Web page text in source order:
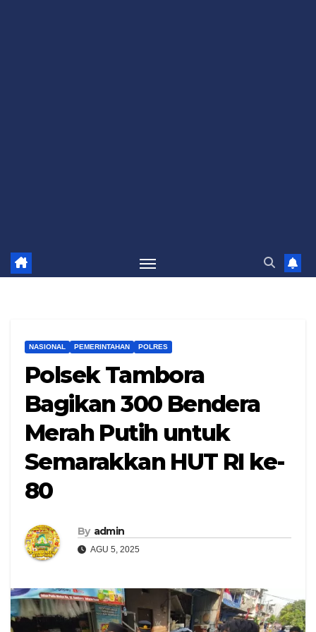
NASIONAL PEMERINTAHAN POLRES
Polsek Tambora
Bagikan 300 Bendera
Merah Putih untuk
Semarakkan HUT RI ke-
80
By admin
AGU 5, 2025